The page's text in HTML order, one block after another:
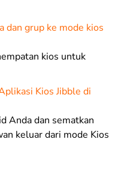
dan grup ke mode kios
kios untuk
Kios Jibble di
Anda dan sematkan
keluar dari mode Kios